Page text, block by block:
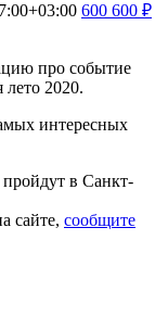
600 600 ₽
про событие
лето 2020.
интересных
в Санкт-
сайте, сообщите